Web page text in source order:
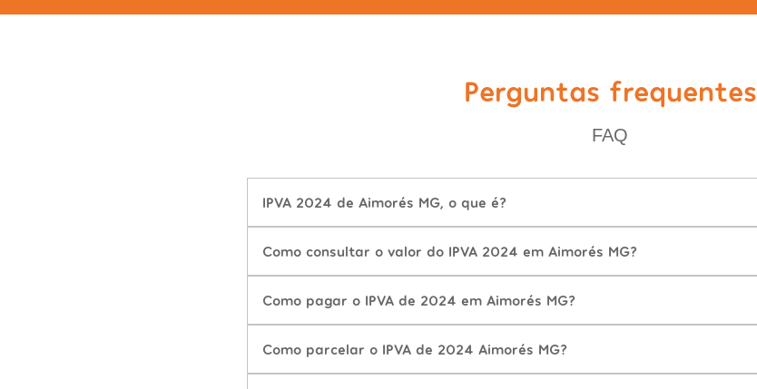
Perguntas frequentes
FAQ
IPVA 2024 de Aimorés MG, o que é?
Como consultar o valor do IPVA 2024 em Aimorés MG?
Como pagar o IPVA de 2024 em Aimorés MG?
Como parcelar o IPVA de 2024 Aimorés MG?